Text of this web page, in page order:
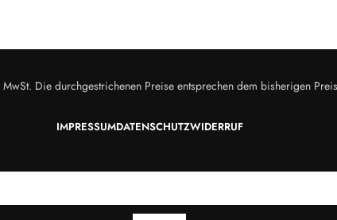
Die durchgestrichenen Preise entsprechen dem bisherigen
IMPRESSUMDATENSCHUTZWIDERRUF